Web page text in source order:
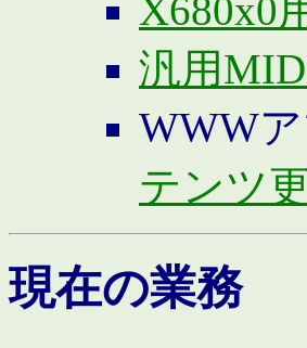
X680x0
汎用
WWW
テンツ
現在の業務